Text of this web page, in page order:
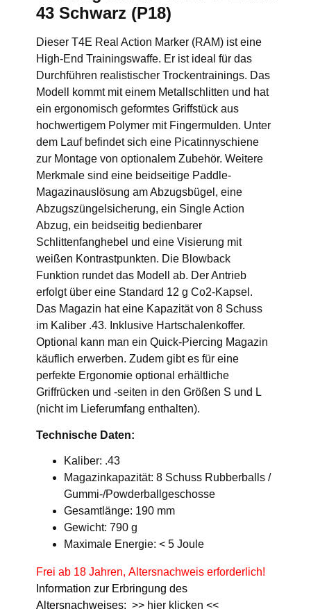
43 Schwarz (P18)
Dieser T4E Real Action Marker (RAM) ist eine
High-End Trainingswaffe. Er ist ideal für das
Durchführen realistischer Trockentrainings. Das
Modell kommt mit einem Metallschlitten und hat
ein ergonomisch geformtes Griffstück aus
hochwertigem Polymer mit Fingermulden. Unter
dem Lauf befindet sich eine Picatinnyschiene
zur Montage von optionalem Zubehör. Weitere
Merkmale sind eine beidseitige Paddle-
Magazinauslösung am Abzugsbügel, eine
Abzugszüngelsicherung, ein Single Action
Abzug, ein beidseitig bedienbarer
Schlittenfanghebel und eine Visierung mit
weißen Kontrastpunkten. Die Blowback
Funktion rundet das Modell ab. Der Antrieb
erfolgt über eine Standard 12 g Co2-Kapsel.
Das Magazin hat eine Kapazität von 8 Schuss
im Kaliber .43. Inklusive Hartschalenkoffer.
Optional kann man ein Quick-Piercing Magazin
käuflich erwerben. Zudem gibt es für eine
perfekte Ergonomie optional erhältliche
Griffrücken und -seiten in den Größen S und L
(nicht im Lieferumfang enthalten).
Technische Daten:
Kaliber: .43
Magazinkapazität: 8 Schuss Rubberballs /
Gummi-/Powderballgeschosse
Gesamtlänge: 190 mm
Gewicht: 790 g
Maximale Energie: < 5 Joule
Frei ab 18 Jahren, Altersnachweis erforderlich!
Information zur Erbringung des
Altersnachweises: >> hier klicken <<